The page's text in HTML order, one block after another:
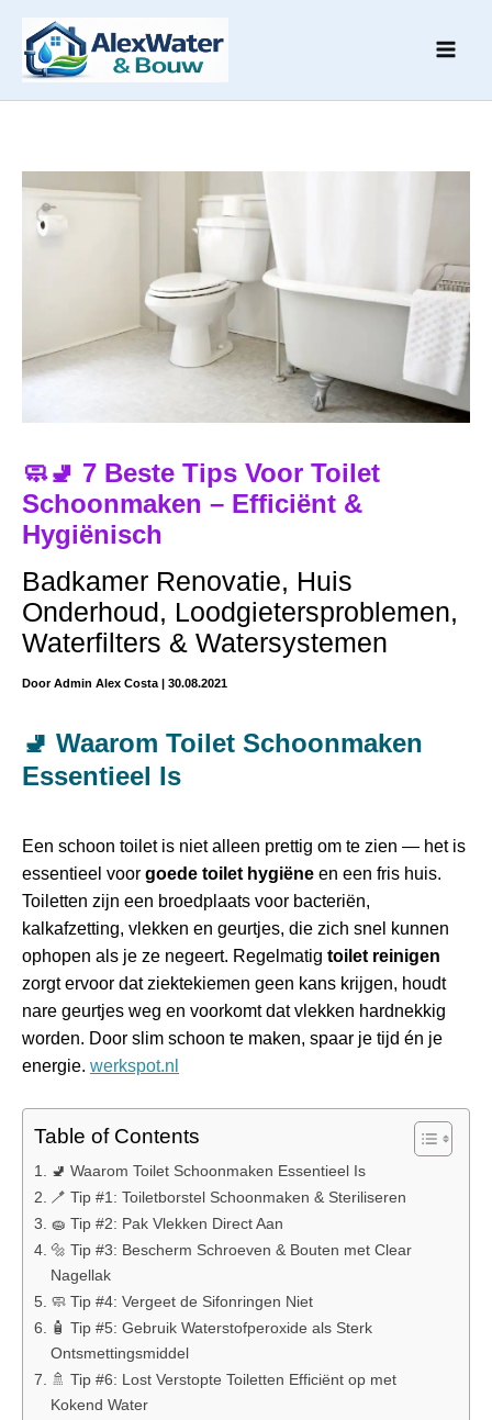
naar
inhoud
🧼🚽 7 Beste Tips Voor Toilet
Schoonmaken – Efficiënt &
Hygiënisch
Badkamer Renovatie, Huis
Onderhoud , Loodgietersproblemen,
Waterfilters & Watersystemen
DoorAdmin Alex Costa | 30.08.2021
🚽 Waarom Toilet Schoonmaken
Essentieel Is
Een schoon toilet is niet alleen prettig om te zien — het is
essentieel voor goede toilet hygiëne en een fris huis.
Toiletten zijn een broedplaats voor bacteriën,
kalkafzetting, vlekken en geurtjes, die zich snel kunnen
ophopen als je ze negeert. Regelmatig toilet reinigen
zorgt ervoor dat ziektekiemen geen kans krijgen, houdt
nare geurtjes weg en voorkomt dat vlekken hardnekkig
worden. Door slim schoon te maken, spaar je tijd én je
energie. werkspot.nl
Table of Contents
🚽 Waarom Toilet Schoonmaken Essentieel Is
🪥 Tip #1: Toiletborstel Schoonmaken & Steriliseren
🧽 Tip #2: Pak Vlekken Direct Aan
🔩 Tip #3: Bescherm Schroeven & Bouten met Clear
Nagellak
🧼 Tip #4: Vergeet de Sifonringen Niet
🧴 Tip #5: Gebruik Waterstofperoxide als Sterk
Ontsmettingsmiddel
🚿 Tip #6: Lost Verstopte Toiletten Efficiënt op met
Kokend Water